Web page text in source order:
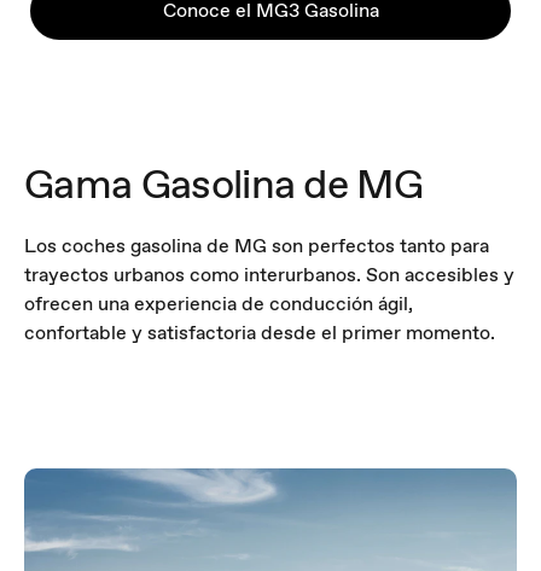
Conoce el MG3 Gasolina
Gama Gasolina de MG
Los coches gasolina de MG son perfectos tanto para
trayectos urbanos como interurbanos. Son accesibles y
ofrecen una experiencia de conducción ágil,
confortable y satisfactoria desde el primer momento.